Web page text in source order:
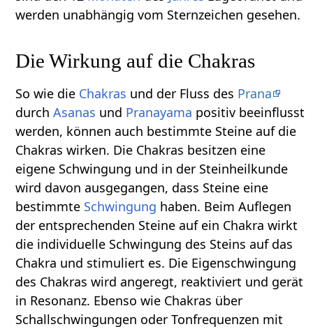
werden unabhängig vom Sternzeichen gesehen.
Die Wirkung auf die Chakras
So wie die Chakras und der Fluss des Prana
durchAsanas und Pranayama positiv beeinflusst
werden, können auch bestimmte Steine auf die
Chakras wirken. Die Chakras besitzen eine
eigene Schwingung und in der Steinheilkunde
wird davon ausgegangen, dass Steine eine
bestimmte Schwingung haben. Beim Auflegen
der entsprechenden Steine auf ein Chakra wirkt
die individuelle Schwingung des Steins auf das
Chakra und stimuliert es. Die Eigenschwingung
des Chakras wird angeregt, reaktiviert und gerät
in Resonanz. Ebenso wie Chakras über
Schallschwingungen oder Tonfrequenzen mit